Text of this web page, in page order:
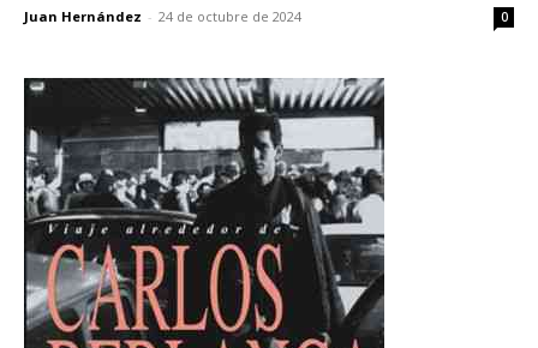
Juan Hernández - 24 de octubre de 2024 0